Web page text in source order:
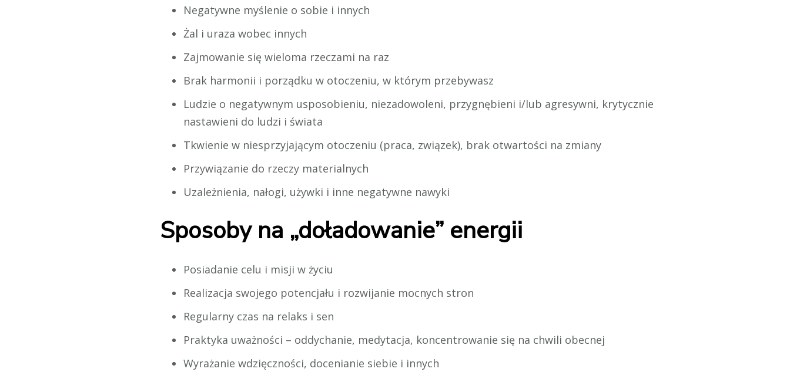
Negatywne myślenie o sobie i innych
Żal i uraza wobec innych
Zajmowanie się wieloma rzeczami na raz
Brak harmonii i porządku w otoczeniu, w którym przebywasz
Ludzie o negatywnym usposobieniu, niezadowoleni, przygnębieni i/lub agresywni, krytycznie
nastawieni do ludzi i świata
Tkwienie w niesprzyjającym otoczeniu (praca, związek), brak otwartości na zmiany
Przywiązanie do rzeczy materialnych
Uzależnienia, nałogi, używki i inne negatywne nawyki
Sposoby na „doładowanie” energii
Posiadanie celu i misji w życiu
Realizacja swojego potencjału i rozwijanie mocnych stron
Regularny czas na relaks i sen
Praktyka uważności – oddychanie, medytacja, koncentrowanie się na chwili obecnej
Wyrażanie wdzięczności, docenianie siebie i innych